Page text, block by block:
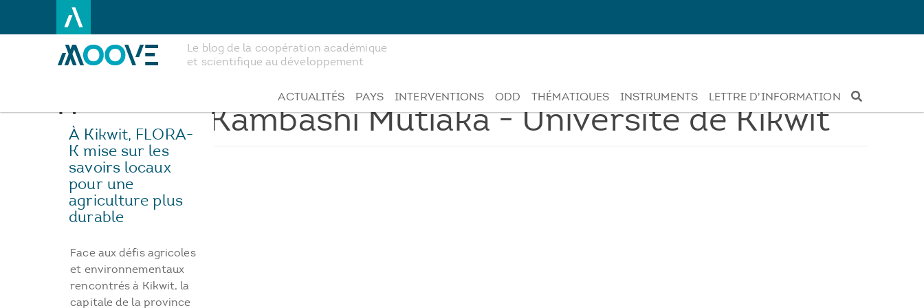
principal
Le blog de la coopération académique
et scientifique au développement
ACTUALITÉS PAYS INTERVENTIONS ODD THÉMATIQUES INSTRUMENTS LETTRE D'INFORMATION
Bienvenu Kambashi Mutiaka - Université de Kikwit
À Kikwit, FLORA-
K mise sur les
savoirs locaux
pour une
agriculture plus
durable
Face aux défis agricoles
et environnementaux
rencontrés à Kikwit, la
capitale de la province